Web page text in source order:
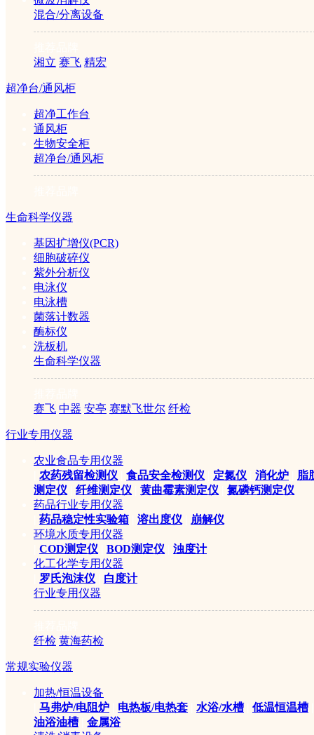
混合/分离设备
湘立 赛飞 精宏
超净台/通风柜
超净工作台
通风柜
生物安全柜
超净台/通风柜
生命科学仪器
基因扩增仪(PCR)
细胞破碎仪
紫外分析仪
电泳仪
电泳槽
菌落计数器
酶标仪
洗板机
生命科学仪器
赛飞 中器 安亭 赛默飞世尔 纤检
行业专用仪器
农业食品专用仪器
农药残留检测仪 食品安全检测仪 定氮仪 消化炉
脂
测定仪
纤维测定仪 黄曲霉素测定仪
氮磷钙测定仪
药品行业专用仪器
药品稳定性实验箱 溶出度仪
崩解仪
环境水质专用仪器
COD测定仪 BOD测定仪
浊度计
化工化学专用仪器
罗氏泡沫仪
白度计
行业专用仪器
纤检 黄海药检
常规实验仪器
加热/恒温设备
马弗炉/电阻炉 电热板/电热套 水浴/水槽 低温恒温槽
油浴油槽
金属浴
玻璃纤维GF针头过滤器(25mm×0.7/1.0um...
￥150元
聚偏氟乙烯PVDF针头过滤器(25mm×0.22/0...